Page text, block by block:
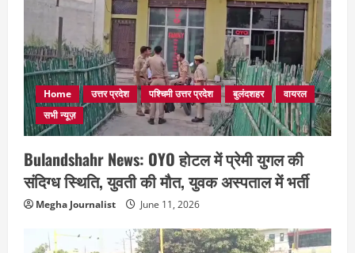
Home उत्तर प्रदेश पश्चिमी उत्तर प्रदेश बुलंदशहर
वायरल
सभी न्यूज़
Bulandshahr News: OYO होटल में प्रेमी युगल की
संदिग्ध स्थिति, युवती की मौत, युवक अस्पताल में भर्ती
Megha Journalist June 11, 2026